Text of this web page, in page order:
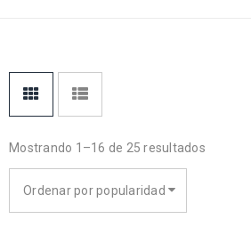
Mostrando 1–16 de 25 resultados
Ordenar por popularidad